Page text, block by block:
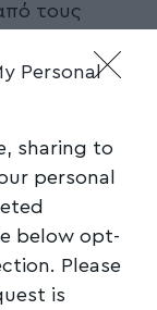
Personal
sharing to
personal
below opt-
Please
is
τους
η ΟΛΒ ΑΕ
του
σε τμήμα